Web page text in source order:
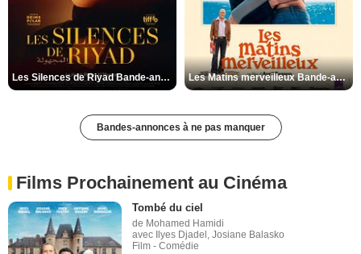
Les Silences de Riyad Bande-annonce VO STFR Les Matins merveilleux Bande-annonce VF
Bandes-annonces à ne pas manquer
Films Prochainement au Cinéma
Tombé du ciel
de Mohamed Hamidi
avec Ilyes Djadel, Josiane Balasko
Film - Comédie